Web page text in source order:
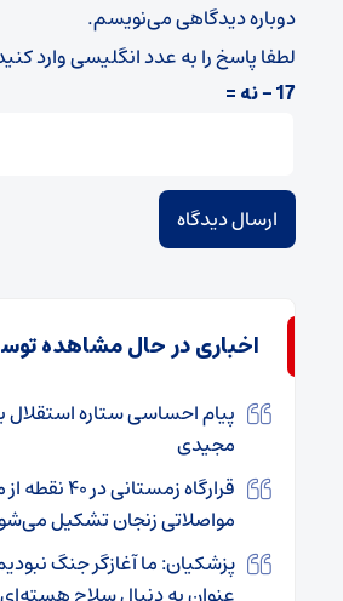
دوباره دیدگاهی می‌نویسم.
لطفا پاسخ را به عدد انگلیسی وارد
17 − نه =
اخباری در حال مشاهده
پیام احساسی ستاره استقلال
مجیدی
قرارگاه زمستانی
مواصلاتی زنجان تشکیل
پزشکیان: ما آغازگر جنگ